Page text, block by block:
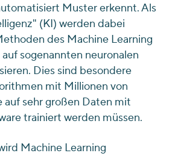
Muster erkennt. Als
(KI) werden dabei
des Machine Learning
sogenannten neuronalen
Dies sind besondere
mit Millionen von
auf sehr großen Daten mit
trainiert werden müssen.
Machine Learning